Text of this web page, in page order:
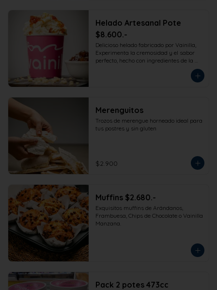
Helado Artesanal Pote
$8.600.-
Delicioso helado fabricado por Vainilla,
Experimenta la cremosidad y el sabor
perfecto, hecho con ingredientes de la
más alta calidad para que disfrutes en
Merenguitos
Trozos de merengue horneado ideal para
tus postres y sin gluten
$2.900
Muffins $2.680.-
Exquisitos muffins de Arándanos,
Frambuesa, Chips de Chocolate o Vainilla
Manzana.
Pack 2 potes 473cc